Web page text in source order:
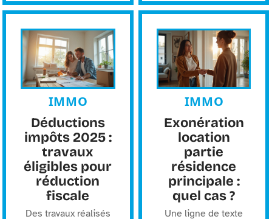
IMMO
Déductions
impôts 2025 :
travaux
éligibles pour
réduction
fiscale
Des travaux réalisés
IMMO
Exonération
location
partie
résidence
principale :
quel cas ?
Une ligne de texte